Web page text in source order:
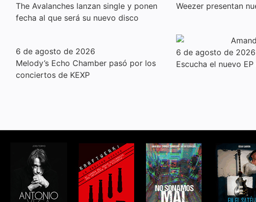
The Avalanches lanzan single y ponen
fecha al que será su nuevo disco
Weezer presentan
6 de agosto de 2026
Melody’s Echo Chamber pasó por los
conciertos de KEXP
6 de agosto de 2026
Escucha el nuevo